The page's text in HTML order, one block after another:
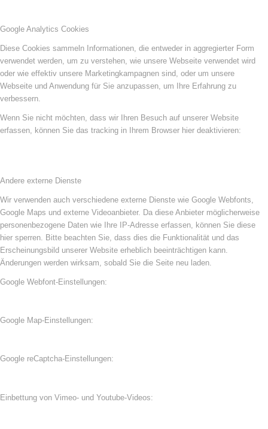
Google Analytics Cookies
Diese Cookies sammeln Informationen, die entweder in aggregierter Form
verwendet werden, um zu verstehen, wie unsere Webseite verwendet wird
oder wie effektiv unsere Marketingkampagnen sind, oder um unsere
Webseite und Anwendung für Sie anzupassen, um Ihre Erfahrung zu
verbessern.
Wenn Sie nicht möchten, dass wir Ihren Besuch auf unserer Website
erfassen, können Sie das tracking in Ihrem Browser hier deaktivieren:
Andere externe Dienste
Wir verwenden auch verschiedene externe Dienste wie Google Webfonts,
Google Maps und externe Videoanbieter. Da diese Anbieter möglicherweise
personenbezogene Daten wie Ihre IP-Adresse erfassen, können Sie diese
hier sperren. Bitte beachten Sie, dass dies die Funktionalität und das
Erscheinungsbild unserer Website erheblich beeinträchtigen kann.
Änderungen werden wirksam, sobald Sie die Seite neu laden.
Google Webfont-Einstellungen:
Google Map-Einstellungen:
Google reCaptcha-Einstellungen:
Einbettung von Vimeo- und Youtube-Videos: